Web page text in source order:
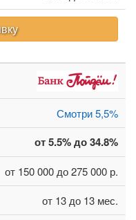
Смотри 5,5%
от 5.5% до 34.8%
от 150 000 до 275 000 р.
от 13 до 13 мес.